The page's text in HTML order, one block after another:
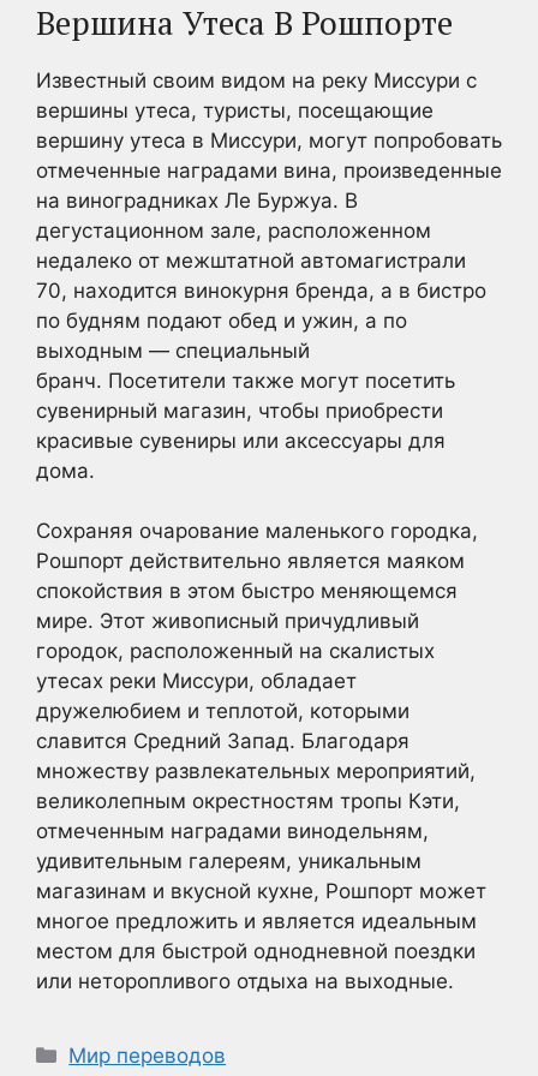
Вершина Утеса В Рошпорте
Известный своим видом на реку Миссури с
вершины утеса, туристы, посещающие
вершину утеса в Миссури, могут попробовать
отмеченные наградами вина, произведенные
на виноградниках Ле Буржуа. В
дегустационном зале, расположенном
недалеко от межштатной автомагистрали
70, находится винокурня бренда, а в бистро
по будням подают обед и ужин, а по
выходным — специальный
бранч. Посетители также могут посетить
сувенирный магазин, чтобы приобрести
красивые сувениры или аксессуары для
дома.
Сохраняя очарование маленького городка,
Рошпорт действительно является маяком
спокойствия в этом быстро меняющемся
мире. Этот живописный причудливый
городок, расположенный на скалистых
утесах реки Миссури, обладает
дружелюбием и теплотой, которыми
славится Средний Запад. Благодаря
множеству развлекательных мероприятий,
великолепным окрестностям тропы Кэти,
отмеченным наградами винодельням,
удивительным галереям, уникальным
магазинам и вкусной кухне, Рошпорт может
многое предложить и является идеальным
местом для быстрой однодневной поездки
или неторопливого отдыха на выходные.
Рубрики
Мир переводов